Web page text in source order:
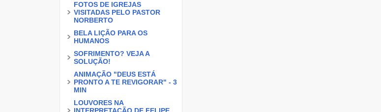
FOTOS DE IGREJAS
VISITADAS PELO PASTOR
NORBERTO
BELA LIÇÃO PARA OS
HUMANOS
SOFRIMENTO? VEJA A
SOLUÇÃO!
ANIMAÇÃO "DEUS ESTÁ
PRONTO A TE REVIGORAR" - 3
MIN
LOUVORES NA